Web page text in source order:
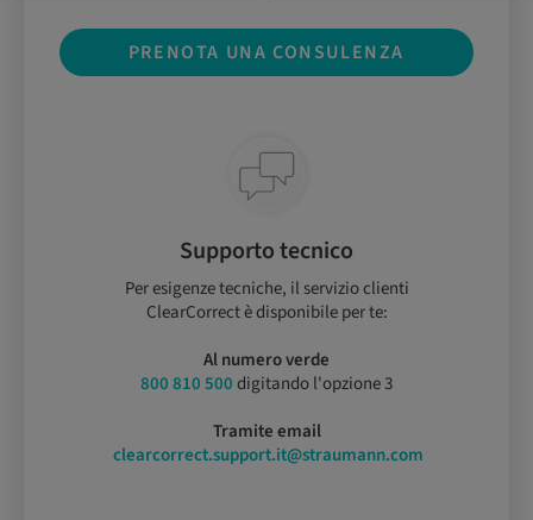
PRENOTA UNA CONSULENZA
Supporto tecnico
Per esigenze tecniche, il servizio clienti
ClearCorrect è disponibile per te:
Al numero verde
800 810 500digitando l'opzione 3
Tramite email
clearcorrect.support.it@straumann.com